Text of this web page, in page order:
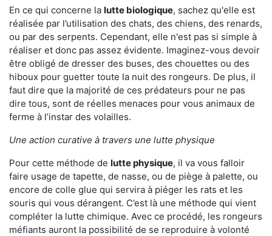
En ce qui concerne la lutte biologique, sachez qu'elle est
réalisée par l’utilisation des chats, des chiens, des renards,
ou par des serpents. Cependant, elle n'est pas si simple à
réaliser et donc pas assez évidente. Imaginez-vous devoir
être obligé de dresser des buses, des chouettes ou des
hiboux pour guetter toute la nuit des rongeurs. De plus, il
faut dire que la majorité de ces prédateurs pour ne pas
dire tous, sont de réelles menaces pour vous animaux de
ferme à l’instar des volailles.
Une action curative à travers une lutte physique
Pour cette méthode de lutte physique, il va vous falloir
faire usage de tapette, de nasse, ou de piège à palette, ou
encore de colle glue qui servira à piéger les rats et les
souris qui vous dérangent. C’est là une méthode qui vient
compléter la lutte chimique. Avec ce procédé, les rongeurs
méfiants auront la possibilité de se reproduire à volonté